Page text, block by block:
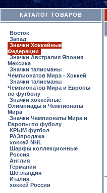
КАТАЛОГ ТОВАРОВ
Восток
Запад
Значки Хоккейные
Федерации
Значки Австралия Япония
Мексика
Значки талисманы
Чемпионатов Мира - Хоккей
Значки талисманы
Чемпионатов Мира и Европы
по футболу
Значки хоккейные
Олимпиады и Чемпионаты
Мира
Значки Чемпионаты Мира и
Европы по фуболу
КРЫМ футбол
РАЗпродажа
хоккей NHL
Шарфы коллекционные
Россия
Англия
Германия
Шотландия
Италия
хоккей России